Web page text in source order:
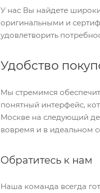
У нас Вы найдете
оригинальными и
удовлетворить
Удобство
Мы стремимся
понятный интерфейс,
Москве на следующий
вовремя и в идеальном
Обратитесь к нам
Наша команда всегда